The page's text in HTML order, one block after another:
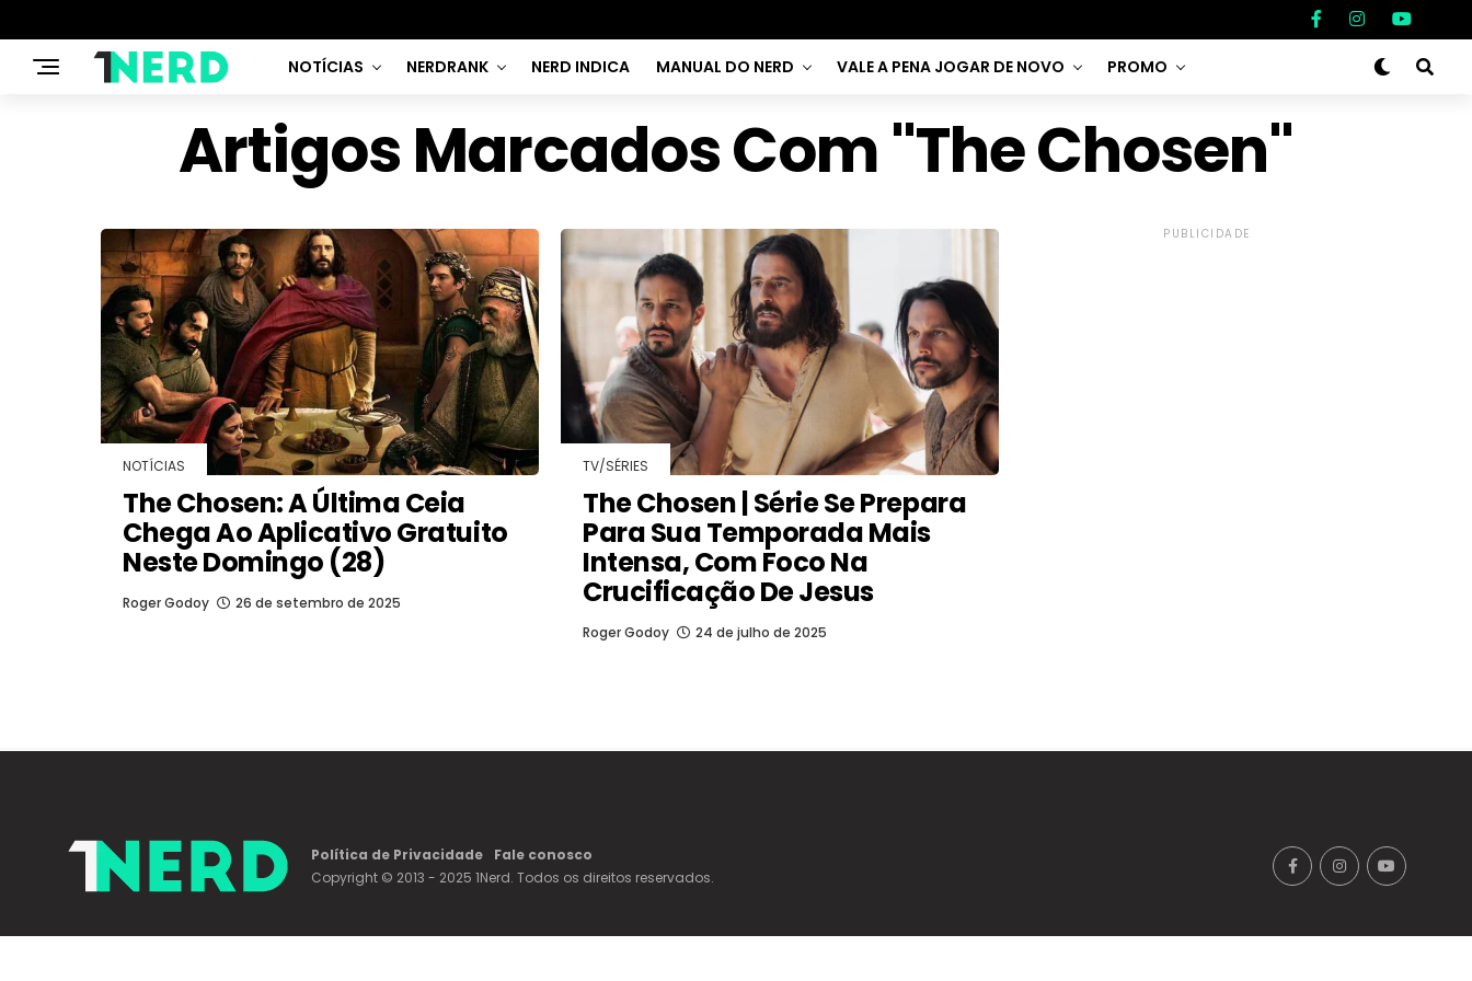
NOTÍCIAS NERDRANK NERD INDICA MANUAL DO NERD VALE A PENA JOGAR DE NOVO PROMO
Artigos Marcados Com "The Chosen"
NOTÍCIAS
The Chosen: A Última Ceia
Chega Ao Aplicativo Gratuito
Neste Domingo (28)
Roger Godoy 26 de setembro de 2025
TV/SÉRIES
The Chosen | Série Se Prepara
Para Sua Temporada Mais
Intensa, Com Foco Na
Crucificação De Jesus
Roger Godoy 24 de julho de 2025
PUBLICIDADE
Política de Privacidade
Fale conosco
Copyright © 2013 - 2025 1Nerd. Todos os direitos reservados.